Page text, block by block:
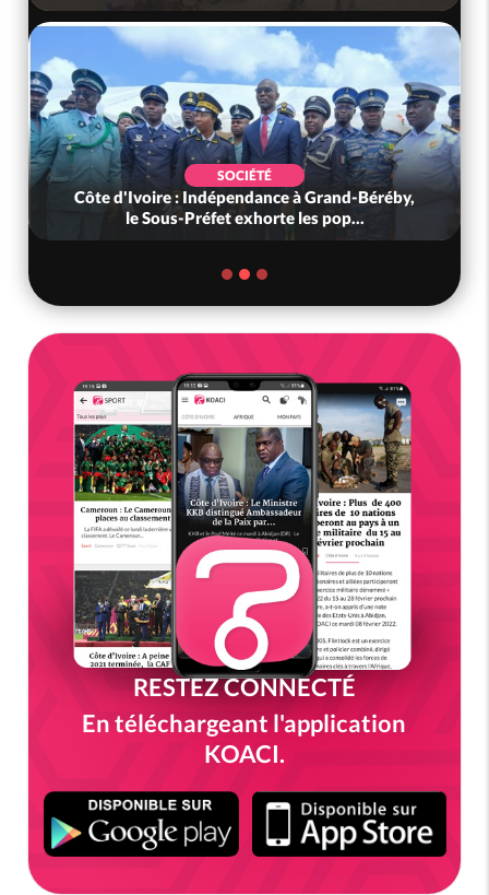
SOCIÉTÉ
Côte d'Ivoire : Indépendance à Grand-Béréby,
le Sous-Préfet exhorte les pop...
RESTEZ CONNECTÉ
En téléchargeant l'application
KOACI.